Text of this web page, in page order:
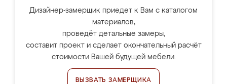
Дизайнер-замерщик приедет к Вам с каталогом
материалов,
проведёт детальные замеры,
составит проект и сделает окончательный расчёт
стоимости Вашей будущей мебели.
ВЫЗВАТЬ ЗАМЕРЩИКА